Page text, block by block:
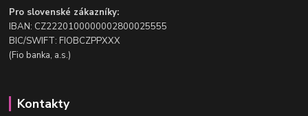
Pro slovenské zákazníky:
IBAN: CZ2220100000002800025555
BIC/SWIFT: FIOBCZPPXXX
(Fio banka, a.s.)
Kontakty